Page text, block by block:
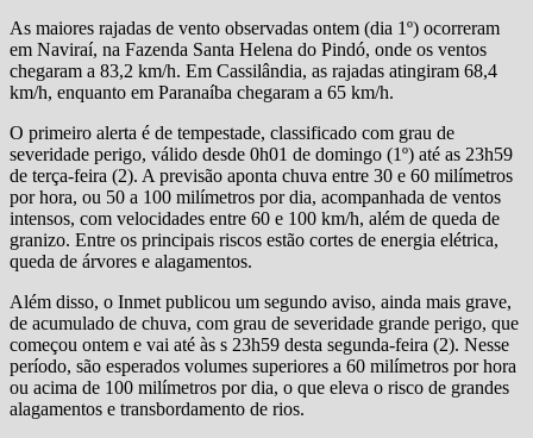
As maiores rajadas de vento observadas ontem (dia 1º) ocorreram
em Naviraí, na Fazenda Santa Helena do Pindó, onde os ventos
chegaram a 83,2 km/h. Em Cassilândia, as rajadas atingiram 68,4
km/h, enquanto em Paranaíba chegaram a 65 km/h.
O primeiro alerta é de tempestade, classificado com grau de
severidade perigo, válido desde 0h01 de domingo (1º) até as 23h59
de terça-feira (2). A previsão aponta chuva entre 30 e 60 milímetros
por hora, ou 50 a 100 milímetros por dia, acompanhada de ventos
intensos, com velocidades entre 60 e 100 km/h, além de queda de
granizo. Entre os principais riscos estão cortes de energia elétrica,
queda de árvores e alagamentos.
Além disso, o Inmet publicou um segundo aviso, ainda mais grave,
de acumulado de chuva, com grau de severidade grande perigo, que
começou ontem e vai até às s 23h59 desta segunda-feira (2). Nesse
período, são esperados volumes superiores a 60 milímetros por hora
ou acima de 100 milímetros por dia, o que eleva o risco de grandes
alagamentos e transbordamento de rios.